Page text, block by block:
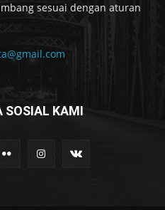
sesuai dengan aturan
SOSIAL KAMI